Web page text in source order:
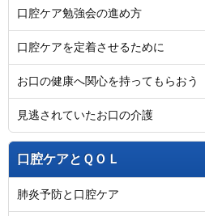
口腔ケア勉強会の進め方
口腔ケアを定着させるために
お口の健康へ関心を持ってもらおう
見逃されていたお口の介護
口腔ケアとＱＯＬ
肺炎予防と口腔ケア